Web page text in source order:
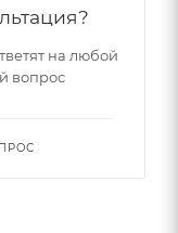
на любой
вопрос